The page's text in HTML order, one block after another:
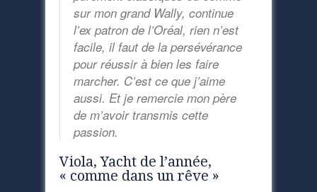
sur mon grand Wally, continue
l’ex patron de l’Oréal, rien n’est
facile, il faut de la persévérance
pour réussir à bien les faire
marcher. C’est ce que j’aime
aussi. Et je remercie mon père
de m’avoir transmis cette
passion.
Viola, Yacht de l’année,
« comme dans un rêve »